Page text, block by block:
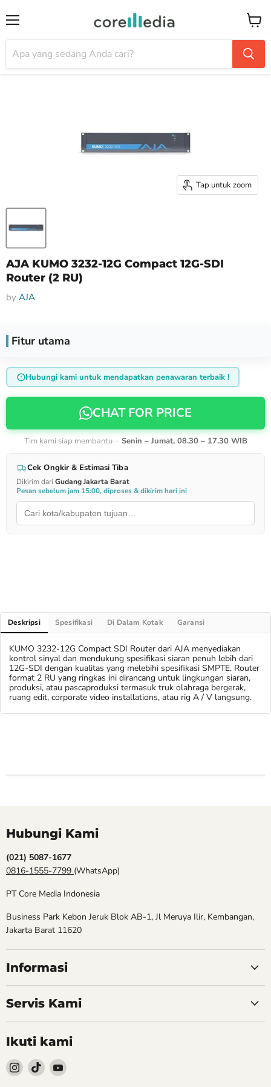
Tap untuk zoom
AJA KUMO 3232-12G Compact 12G-SDI
Router (2 RU)
by AJA
Fitur utama
Hubungi kami untuk mendapatkan penawaran terbaik !
CHAT FOR PRICE
Tim kami siap membantu · Senin – Jumat, 08.30 – 17.30 WIB
Cek Ongkir & Estimasi Tiba
Dikirim dari Gudang Jakarta Barat
Pesan sebelum jam 15:00, diproses & dikirim hari ini
Deskripsi Spesifikasi Di Dalam Kotak Garansi
KUMO 3232-12G Compact SDI Router dari AJA menyediakan
kontrol sinyal dan mendukung spesifikasi siaran penuh lebih dari
12G-SDI dengan kualitas yang melebihi spesifikasi SMPTE. Router
format 2 RU yang ringkas ini dirancang untuk lingkungan siaran,
produksi, atau pascaproduksi termasuk truk olahraga bergerak,
ruang edit, corporate video installations, atau rig A / V langsung.
Hubungi Kami
(021) 5087-1677
0816-1555-7799 (WhatsApp)
PT Core Media Indonesia
Business Park Kebon Jeruk Blok AB-1, Jl Meruya Ilir, Kembangan,
Jakarta Barat 11620
Informasi
Servis Kami
Ikuti kami
Follow
kami
Follow
kami
Follow